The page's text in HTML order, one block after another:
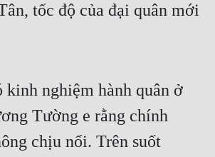
tốc độ của đại quân mới
kinh nghiệm hành quân ở
Tường e rằng chính
chịu nổi. Trên suốt